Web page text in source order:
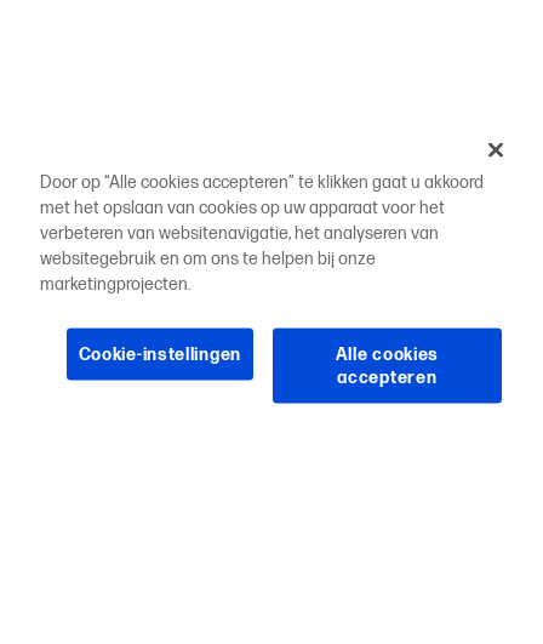
Door op “Alle cookies accepteren” te klikken gaat u akkoord
met het opslaan van cookies op uw apparaat voor het
verbeteren van websitenavigatie, het analyseren van
websitegebruik en om ons te helpen bij onze
marketingprojecten.
Cookie-instellingen
Alle cookies
accepteren